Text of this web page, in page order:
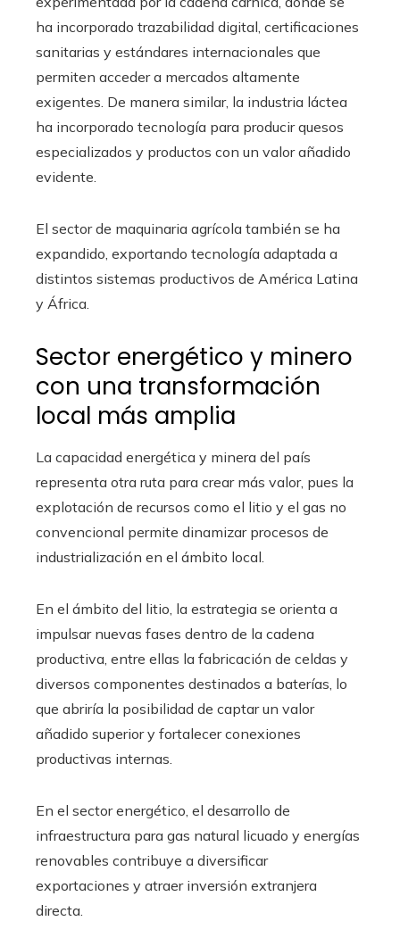
ha incorporado trazabilidad digital, certificaciones
sanitarias y estándares internacionales que
permiten acceder a mercados altamente
exigentes. De manera similar, la industria láctea
ha incorporado tecnología para producir quesos
especializados y productos con un valor añadido
evidente.
El sector de maquinaria agrícola también se ha
expandido, exportando tecnología adaptada a
distintos sistemas productivos de América Latina
y África.
Sector energético y minero
con una transformación
local más amplia
La capacidad energética y minera del país
representa otra ruta para crear más valor, pues la
explotación de recursos como el litio y el gas no
convencional permite dinamizar procesos de
industrialización en el ámbito local.
En el ámbito del litio, la estrategia se orienta a
impulsar nuevas fases dentro de la cadena
productiva, entre ellas la fabricación de celdas y
diversos componentes destinados a baterías, lo
que abriría la posibilidad de captar un valor
añadido superior y fortalecer conexiones
productivas internas.
En el sector energético, el desarrollo de
infraestructura para gas natural licuado y energías
renovables contribuye a diversificar
exportaciones y atraer inversión extranjera
directa.